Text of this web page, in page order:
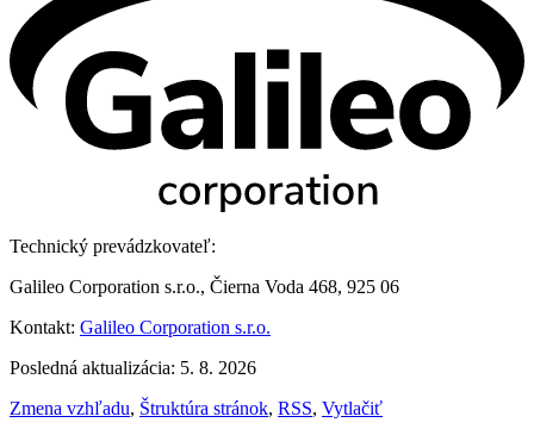
Technický prevádzkovateľ:
Galileo Corporation s.r.o., Čierna Voda 468, 925 06
Kontakt: Galileo Corporation s.r.o.
Posledná aktualizácia: 5. 8. 2026
Zmena vzhľadu, Štruktúra stránok, RSS, Vytlačiť